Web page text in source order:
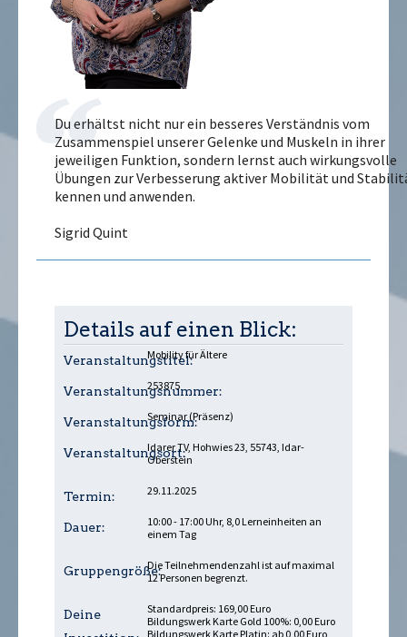
Du erhältst nicht nur ein besseres Verständnis vom
Zusammenspiel unserer Gelenke und Muskeln in ihrer
jeweiligen Funktion, sondern lernst auch wirkungsvolle
Übungen zur Verbesserung aktiver Mobilität und
kennen und anwenden.
Sigrid Quint
Details auf einen Blick:
Veranstaltungstitel:
Mobility für Ältere
Veranstaltungsnummer:
253875
Veranstaltungsform:
Seminar (Präsenz)
Veranstaltungsort:Idarer TV, Hohwies 23, 55743, Idar-
Oberstein
Termin: 29.11.2025
Dauer:
10:00 - 17:00 Uhr, 8,0 Lerneinheiten an
einem Tag
Gruppengröße:Die Teilnehmendenzahl ist auf maximal
12 Personen begrenzt.
Deine
Standardpreis: 169,00 Euro
Bildungswerk Karte Gold 100%: 0,00 Euro
Bildungswerk Karte Platin: ab 0,00 Euro